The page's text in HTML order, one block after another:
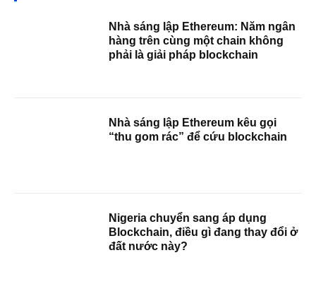
Nhà sáng lập Ethereum: Năm ngân
hàng trên cùng một chain không
phải là giải pháp blockchain
Nhà sáng lập Ethereum kêu gọi
“thu gom rác” để cứu blockchain
Nigeria chuyển sang áp dụng
Blockchain, điều gì đang thay đổi ở
đất nước này?